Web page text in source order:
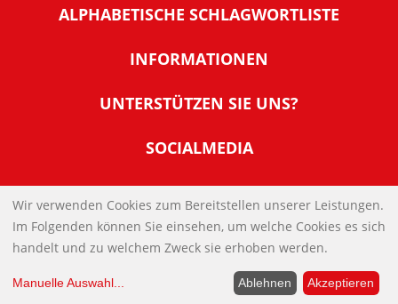
ALPHABETISCHE SCHLAGWORTLISTE
INFORMATIONEN
Warum NachDenkSeiten
Tipps zur Nutzung der NachDenkSeiten
Banner und E-Mail-Signaturen
Links
Kontakt
Impressum
UNTERSTÜTZEN SIE UNS?
Werden Sie Fördermitglied
Spenden Sie Online
SOCIALMEDIA
IMPRESSUM
DATENSCHUTZERKLÄRUNG
Wir verwenden Cookies zum Bereitstellen unserer Leistungen.
Im Folgenden können Sie einsehen, um welche Cookies es sich
handelt und zu welchem Zweck sie erhoben werden.
Manuelle Auswahl... Ablehnen Akzeptieren